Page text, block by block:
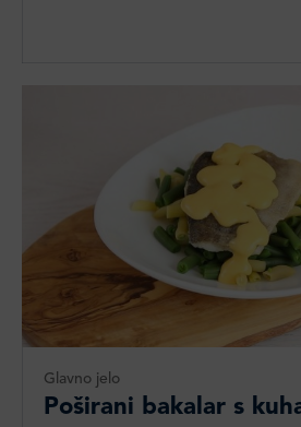
Glavno jelo
Poširani bakalar s